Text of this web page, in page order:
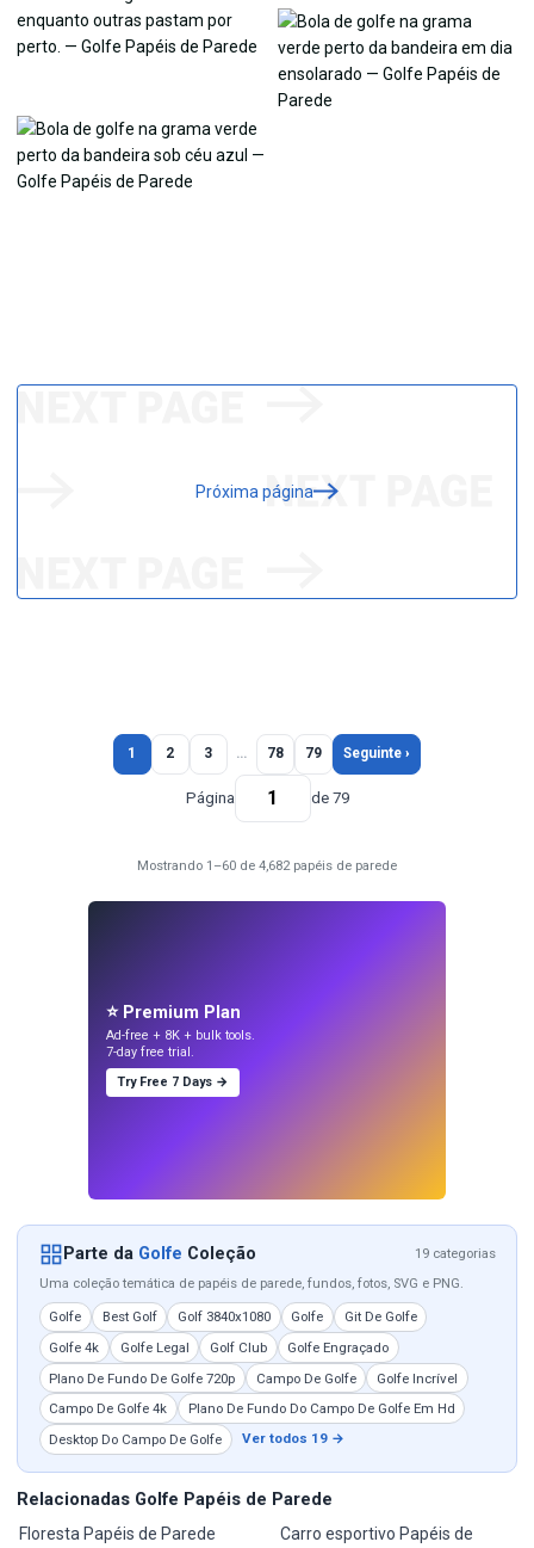
Próxima página
1 2 3 … 78 79 Seguinte ›
Página de 79
Mostrando 1–60 de 4,682 papéis de parede
⭐ Premium Plan
Ad-free + 8K + bulk tools.
7-day free trial.
Try Free 7 Days →
Parte da Golfe Coleção
19 categorias
Uma coleção temática de papéis de parede, fundos, fotos, SVG e PNG.
Golfe Best Golf Golf 3840x1080 Golfe
Git De Golfe
Golfe 4k
Golfe Legal Golf Club
Golfe Engraçado
Plano De Fundo De Golfe 720p
Campo De Golfe
Golfe Incrível
Campo De Golfe 4k
Plano De Fundo Do Campo De Golfe Em Hd
Desktop Do Campo De Golfe
Ver todos 19 →
Relacionadas Golfe Papéis de Parede
Floresta Papéis de Parede
Carro esportivo Papéis de